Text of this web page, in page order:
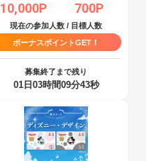
10,000P 700P
現在の参加人数 / 目標人数
ボーナスポイントGET！
募集終了まで残り
01日03時間09分42秒